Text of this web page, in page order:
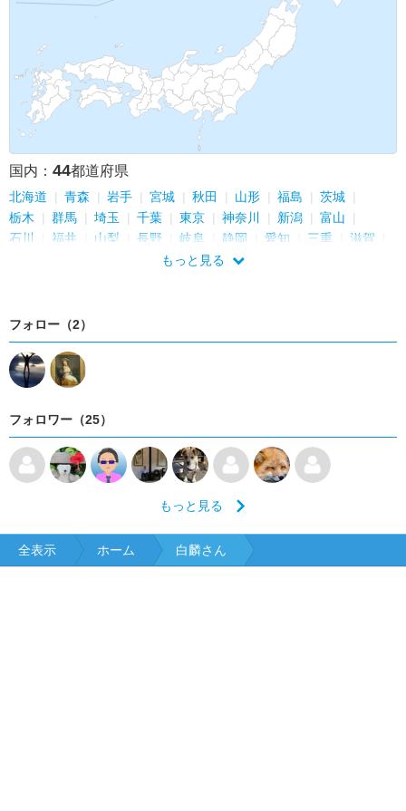
国内： 44都道府県
北海道 青森 岩手 宮城 秋田 山形 福島
茨城
栃木
群馬 埼玉 千葉 東京 神奈川 新潟
富山
石川
福井 山梨 長野 岐阜 静岡 愛知 三重
滋賀
和歌山 鳥取
もっと見る
フォロー（2）
フォロワー（25）
もっと見る
全表示 ホーム 白麟さん